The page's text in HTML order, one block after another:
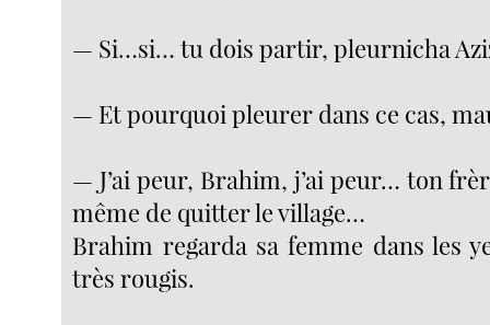
— Si…si… tu dois partir, pleurnicha
— Et pourquoi pleurer dans ce cas,
— J’ai peur, Brahim, j’ai peur… ton
même de quitter le village…
Brahim regarda sa femme dans les
très rougis.